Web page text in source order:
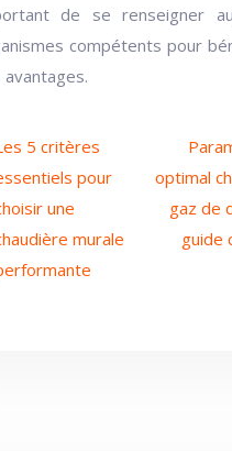
de se renseigner
compétents pour
avantages.
5 critères
pour
une
murale
optimal
gaz de
guide